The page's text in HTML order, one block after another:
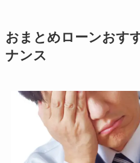
おまとめローンおす
ナンス